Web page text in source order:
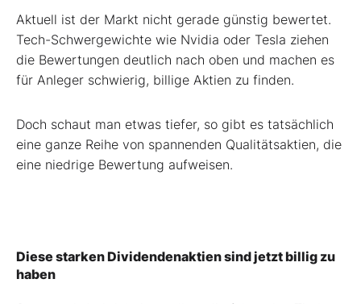
Aktuell ist der Markt nicht gerade günstig bewertet.
Tech-Schwergewichte wie Nvidia oder Tesla ziehen
die Bewertungen deutlich nach oben und machen es
für Anleger schwierig, billige Aktien zu finden.
Doch schaut man etwas tiefer, so gibt es tatsächlich
eine ganze Reihe von spannenden Qualitätsaktien, die
eine niedrige Bewertung aufweisen.
Diese starken Dividendenaktien sind jetzt billig zu
haben